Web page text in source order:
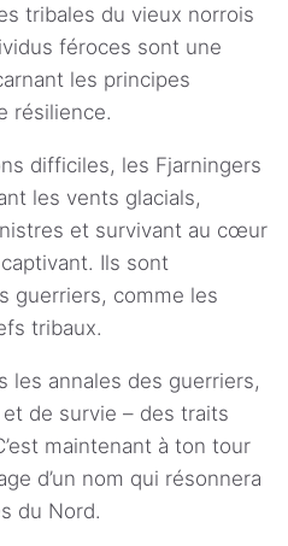
tribales du vieux norrois
féroces sont une
les principes
résilience.
difficiles, les Fjarningers
les vents glacials,
et survivant au cœur
Ils sont
guerriers, comme les
tribaux.
les annales des guerriers,
de survie – des traits
maintenant à ton tour
d’un nom qui résonnera
du Nord.